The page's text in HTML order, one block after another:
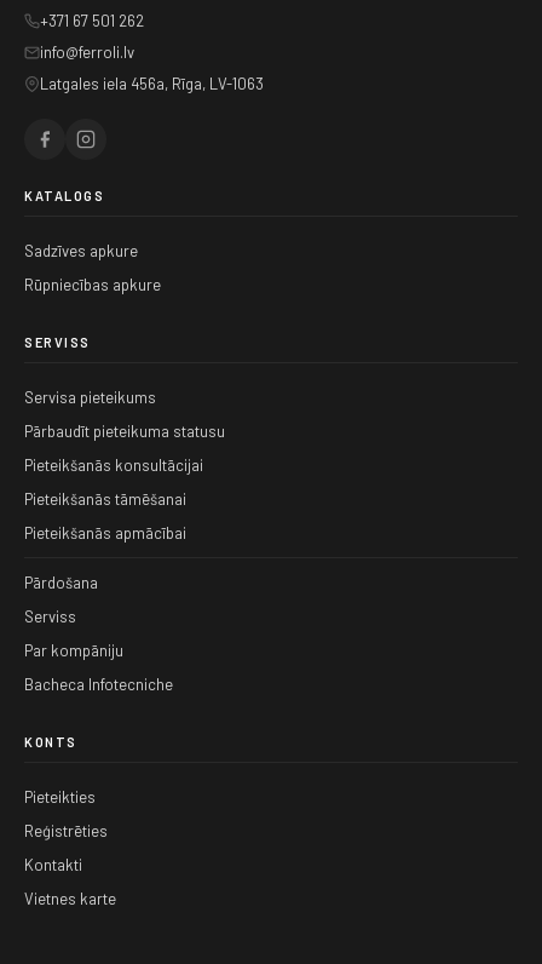
+371 67 501 262
info@ferroli.lv
Latgales iela 456a, Rīga, LV-1063
KATALOGS
Sadzīves apkure
Rūpniecības apkure
SERVISS
Servisa pieteikums
Pārbaudīt pieteikuma statusu
Pieteikšanās konsultācijai
Pieteikšanās tāmēšanai
Pieteikšanās apmācībai
Pārdošana
Serviss
Par kompāniju
Bacheca Infotecniche
KONTS
Pieteikties
Reģistrēties
Kontakti
Vietnes karte